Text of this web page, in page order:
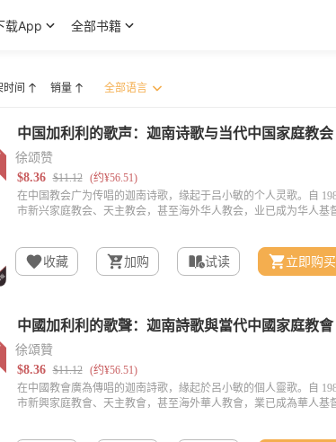
载App 全部书籍
时间 销量
徐颂赞
收藏 加购 试读 立即购买
徐頌贊